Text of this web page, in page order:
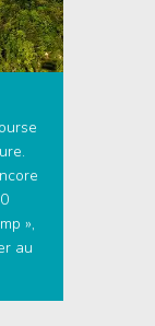
»,
au